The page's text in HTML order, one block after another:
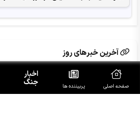
آخرین خبرهای روز
ببینید|رزمندگان ما دنیا را مبهوت کردند/
شکافی نداریمصفحه اصلی پربیننده ها
اخبار
جنگ